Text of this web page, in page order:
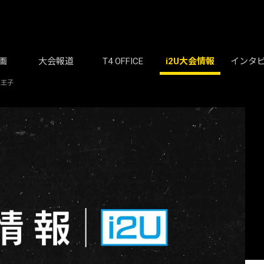
大会報道 T4 OFFICE i2U大会情報 インタ
子